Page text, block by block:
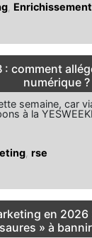
Enrichissement
: comment
numérique ?
semaine, car
à la
rse
en
» à